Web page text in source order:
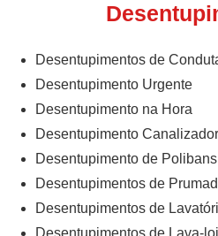
Desentupimentos de
Desentupimento Urgente
Desentupimento na Hora
Desentupimento
Desentupimento de Polibans
Desentupimentos de
Desentupimentos de